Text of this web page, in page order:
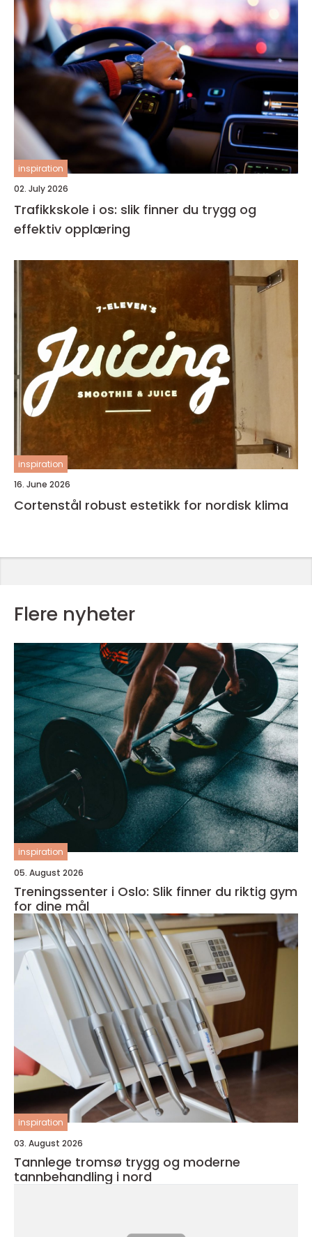
inspiration
02. July 2026
Trafikkskole i os: slik finner du trygg og
effektiv opplæring
inspiration
16. June 2026
Cortenstål robust estetikk for nordisk klima
Flere nyheter
inspiration
05. August 2026
Treningssenter i Oslo: Slik finner du riktig gym
for dine mål
inspiration
03. August 2026
Tannlege tromsø trygg og moderne
tannbehandling i nord